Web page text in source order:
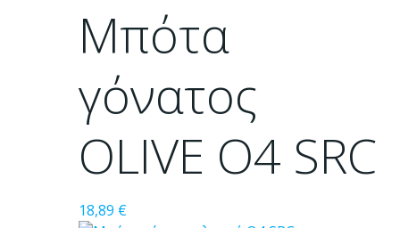
πολλαπλές
παραλλαγές.
επιλογές
μπορούν
να
επιλεγούν
Μπότα
γόνατος
OLIVE O4 SRC
18,89 €